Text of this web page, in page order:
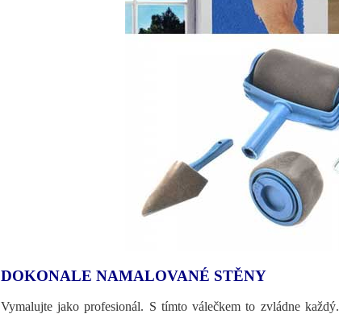
DOKONALE NAMALOVANÉ STĚNY
Vymalujte jako profesionál. S tímto válečkem to zvládne